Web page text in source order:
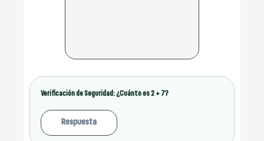
Verificación de Seguridad:¿Cuánto es 2 + 7?